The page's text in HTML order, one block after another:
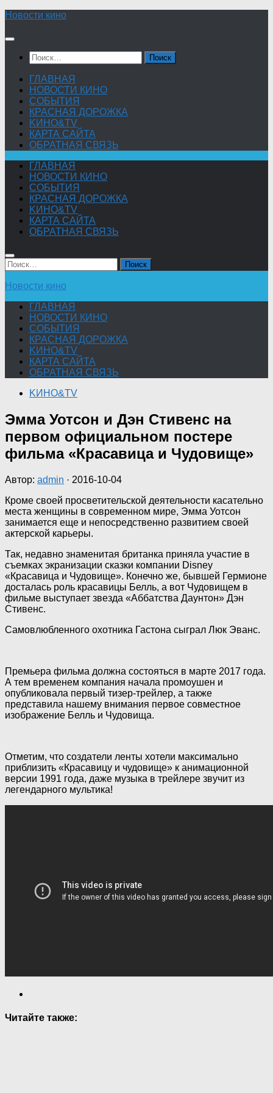
Skip
content
Новости кино
Найти:
ГЛАВНАЯ
НОВОСТИ КИНО
СОБЫТИЯ
КРАСНАЯ ДОРОЖКА
KИНО&TV
КАРТА САЙТА
ОБРАТНАЯ СВЯЗЬ
ГЛАВНАЯ
НОВОСТИ КИНО
СОБЫТИЯ
КРАСНАЯ ДОРОЖКА
KИНО&TV
КАРТА САЙТА
ОБРАТНАЯ СВЯЗЬ
Найти:
Новости кино
ГЛАВНАЯ
НОВОСТИ КИНО
СОБЫТИЯ
КРАСНАЯ ДОРОЖКА
KИНО&TV
КАРТА САЙТА
ОБРАТНАЯ СВЯЗЬ
KИНО&TV
Эмма Уотсон и Дэн Стивенс на
первом официальном постере
фильма «Красавица и Чудовище»
Автор: admin · 2016-10-04
Кроме своей просветительской деятельности касательно
места женщины в современном мире, Эмма Уотсон
занимается еще и непосредственно развитием своей
актерской карьеры.
Так, недавно знаменитая британка приняла участие в
съемках экранизации сказки компании Disney
«Красавица и Чудовище». Конечно же, бывшей Гермионе
досталась роль красавицы Белль, а вот Чудовищем в
фильме выступает звезда «Аббатства Даунтон» Дэн
Стивенс.
Самовлюбленного охотника Гастона сыграл Люк Эванс.
Премьера фильма должна состояться в марте 2017 года.
А тем временем компания начала промоушен и
опубликовала первый тизер-трейлер, а также
представила нашему внимания первое совместное
изображение Белль и Чудовища.
Отметим, что создатели ленты хотели максимально
приблизить «Красавицу и чудовище» к анимационной
версии 1991 года, даже музыка в трейлере звучит из
легендарного мультика!
Читайте также: